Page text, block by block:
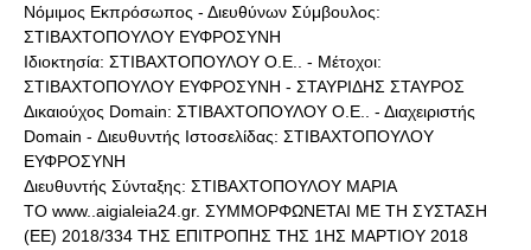
Νόμιμος Εκπρόσωπος - Διευθύνων Σύμβουλος:
ΣΤΙΒΑΧΤΟΠΟΥΛΟΥ ΕΥΦΡΟΣΥΝΗ
Ιδιοκτησία: ΣΤΙΒΑΧΤΟΠΟΥΛΟΥ Ο.Ε.. - Μέτοχοι:
ΣΤΙΒΑΧΤΟΠΟΥΛΟΥ ΕΥΦΡΟΣΥΝΗ - ΣΤΑΥΡΙΔΗΣ ΣΤΑΥΡΟΣ
Δικαιούχος Domain: ΣΤΙΒΑΧΤΟΠΟΥΛΟΥ Ο.Ε.. - Διαχειριστής
Domain - Διευθυντής Ιστοσελίδας: ΣΤΙΒΑΧΤΟΠΟΥΛΟΥ
ΕΥΦΡΟΣΥΝΗ
Διευθυντής Σύνταξης: ΣΤΙΒΑΧΤΟΠΟΥΛΟΥ ΜΑΡΙΑ
ΤΟ www..aigialeia24.gr. ΣΥΜΜΟΡΦΩΝΕΤΑΙ ΜΕ ΤΗ ΣΥΣΤΑΣΗ
(ΕΕ) 2018/334 ΤΗΣ ΕΠΙΤΡΟΠΗΣ ΤΗΣ 1ΗΣ ΜΑΡΤΙΟΥ 2018